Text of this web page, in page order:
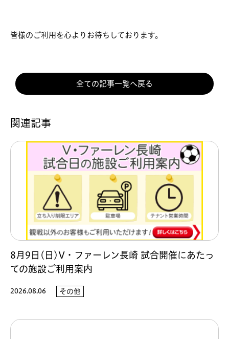
皆様のご利用を心よりお待ちしております。
全ての記事一覧へ戻る
関連記事
8月9日(日)V・ファーレン長崎 試合開催にあたっ
ての施設ご利用案内
2026.08.06 その他